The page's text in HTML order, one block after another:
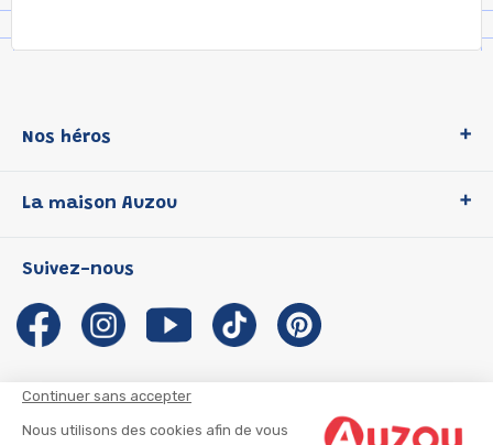
Continuer sans accepter
Nous utilisons des cookies afin de vous
Nos héros
P'tit Loup
Les Influenceuses
Migali
Petite Taupe
La maison Auzou
Notre histoire
Auzou s'engage
Auteurs et illustrateurs Auzou
Suivez-nous